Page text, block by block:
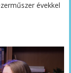
évekkel